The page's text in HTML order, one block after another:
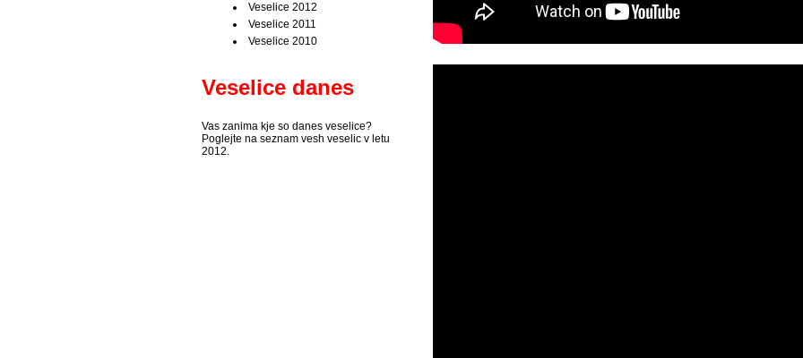
Veselice 2012
Veselice 2011
Veselice 2010
Veselice danes
Vas zanima kje so danes veselice?
Poglejte na seznam vesh veselic v letu
2012.